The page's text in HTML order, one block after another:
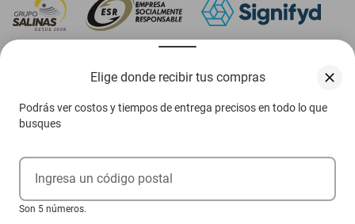
Elige donde recibir tus compras
Podrás ver costos y tiempos de entrega precisos en todo lo que
busques
Ingresa un código postal
Son 5 números.
Ejerce tus derechos ARCO
Condiciones Venta Digital